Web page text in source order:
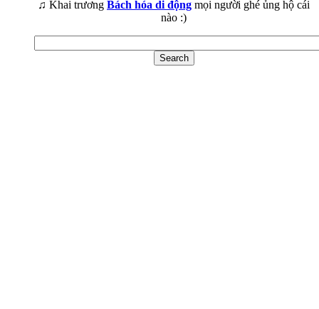
♫ Khai trương Bách hóa di động mọi người ghé ủng hộ cái
nào :)